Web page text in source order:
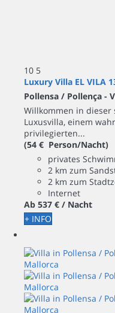
10 5
Luxury Villa EL VILA
Pollensa / Pollença -
Willkommen in
Luxusvilla, einem
privilegierten...
(54 € Person/Nacht)
privates
2 km zum
2 km zum
Internet
Ab 537 € / Nacht
+ INFO